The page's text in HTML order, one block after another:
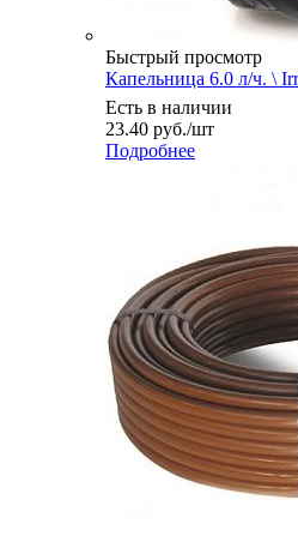
Быстрый просмотр
Капельница 6.0 л/ч. \
Есть в наличии
23.40 руб./шт
Подробнее